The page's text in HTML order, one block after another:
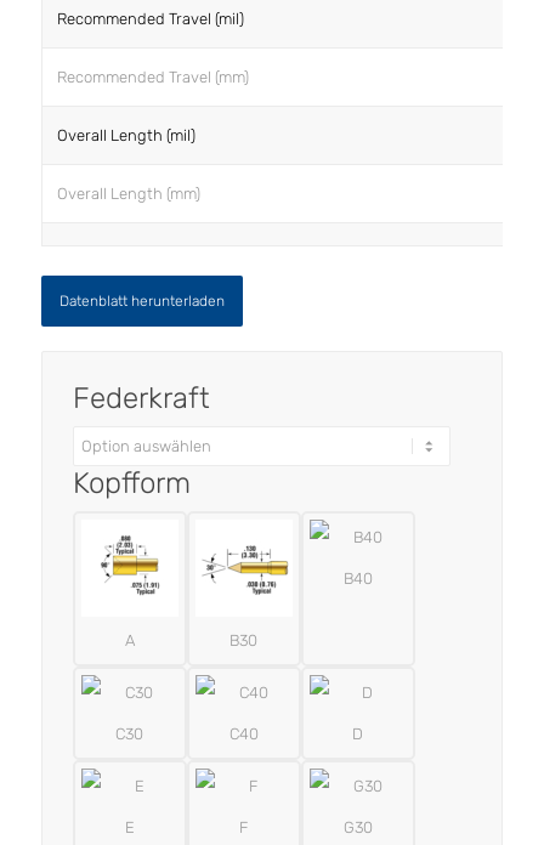
Recommended Travel (mil)
Recommended Travel (mm)
Overall Length (mil)
Overall Length (mm)
Datenblatt herunterladen
Federkraft
Kopfform
A B30
B40
C30 C40 D
E F G30